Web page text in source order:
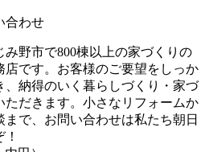
合わせ
野市で800棟以上の家づくりの
です。お客様のご要望をしっか
、納得のいく暮らしづくり・家づ
ただきます。小さなリフォームか
で、お問い合わせは私たち朝日